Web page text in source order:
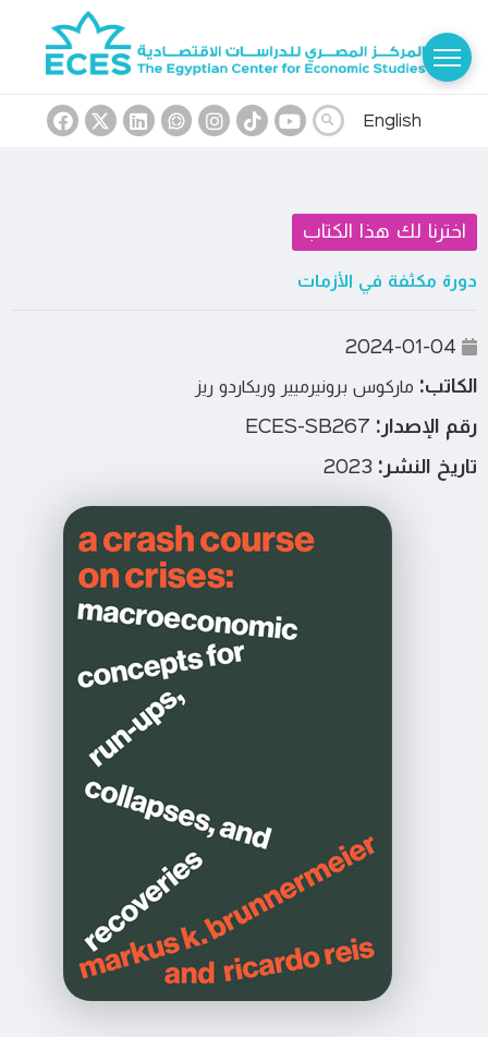
English
اخترنا لك هذا الكتاب
دورة مكثفة في الأزمات
الكاتب: ماركوس برونيرميير وريكاردو ريز
رقم الإصدار:
تاريخ النشر: